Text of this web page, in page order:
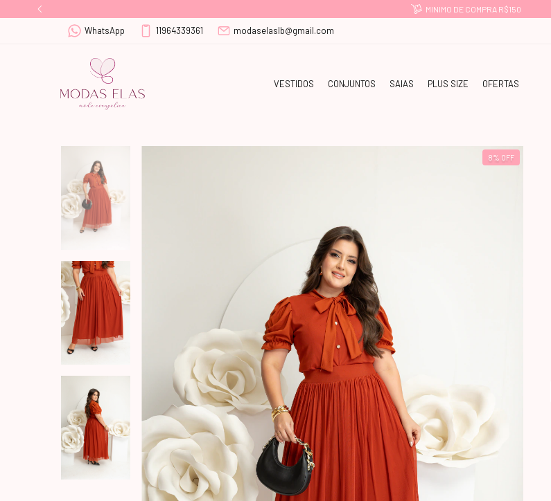
PAGUE COM PIX E GANHE -5% OFF
WhatsApp 11964339361 modaselaslb@gmail.com
VESTIDOS CONJUNTOS SAIAS PLUS SIZE OFERTAS
8% OFF